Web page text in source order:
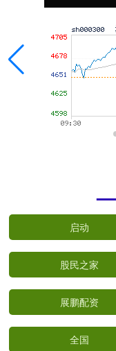
启动
股民之家
展鹏配资
全国